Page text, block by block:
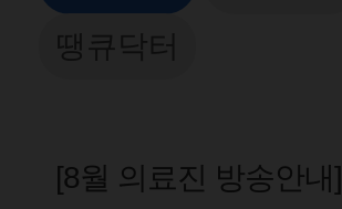
[8월 의료진 방송안내]